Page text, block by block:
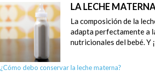
LA LECHE
La composición de la
adapta perfectamente a
nutricionales del bebé. Y
¿Cómo debo conservar la leche materna?